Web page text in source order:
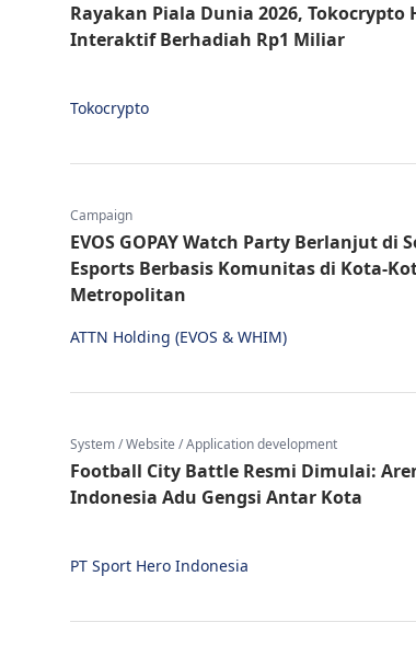
Rayakan Piala Dunia 2026, Tokocrypto
Interaktif Berhadiah Rp1 Miliar
Tokocrypto
Campaign
EVOS GOPAY Watch Party Berlanjut di
Esports Berbasis Komunitas di Kota-
Metropolitan
ATTN Holding (EVOS & WHIM)
System / Website / Application development
Football City Battle Resmi Dimulai:
Indonesia Adu Gengsi Antar Kota
PT Sport Hero Indonesia